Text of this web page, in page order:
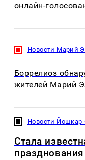
онлайн-
Новости Марий
Боррелиоз
жителей Марий
Новости
Стала